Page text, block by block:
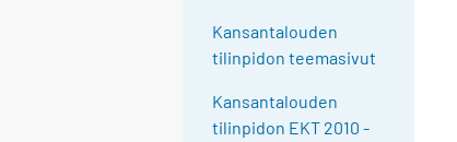
Kansantalouden
tilinpidon teemasivut
Kansantalouden
tilinpidon EKT 2010 -